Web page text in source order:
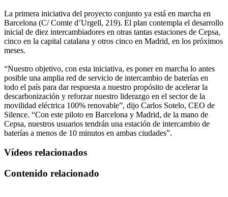
La primera iniciativa del proyecto conjunto ya está en marcha en
Barcelona (C/ Comte d’Urgell, 219). El plan contempla el desarrollo
inicial de diez intercambiadores en otras tantas estaciones de Cepsa,
cinco en la capital catalana y otros cinco en Madrid, en los próximos
meses.
“Nuestro objetivo, con esta iniciativa, es poner en marcha lo antes
posible una amplia red de servicio de intercambio de baterías en
todo el país para dar respuesta a nuestro propósito de acelerar la
descarbonización y reforzar nuestro liderazgo en el sector de la
movilidad eléctrica 100% renovable”, dijo Carlos Sotelo, CEO de
Silence. “Con este piloto en Barcelona y Madrid, de la mano de
Cepsa, nuestros usuarios tendrán una estación de intercambio de
baterías a menos de 10 minutos en ambas ciudades”.
Vídeos relacionados
Contenido relacionado